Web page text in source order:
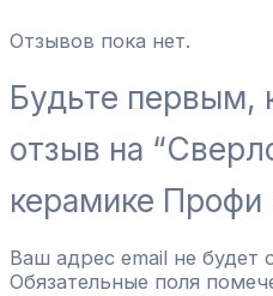
Отзывов пока нет.
Будьте первым,
отзыв на
керамике Профи
Ваш адрес email не будет
Обязательные поля